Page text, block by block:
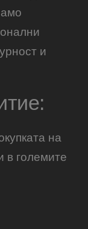
и
на
в големите